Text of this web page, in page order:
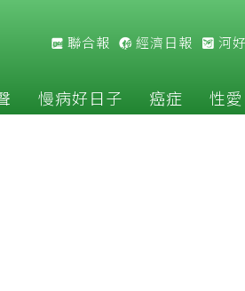
聯合報 經濟日報 河
慢病好日子 癌症 性愛